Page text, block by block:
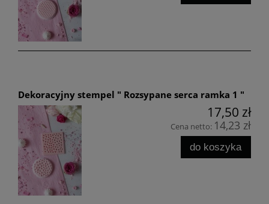
Dekoracyjny stempel " Rozsypane serca ramka 1 "
17,50 zł
Cena netto: 14,23 zł
do koszyka